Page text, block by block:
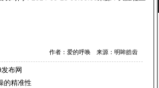
作者：爱的呼唤 来源：明眸皓齿
布网
的精准性